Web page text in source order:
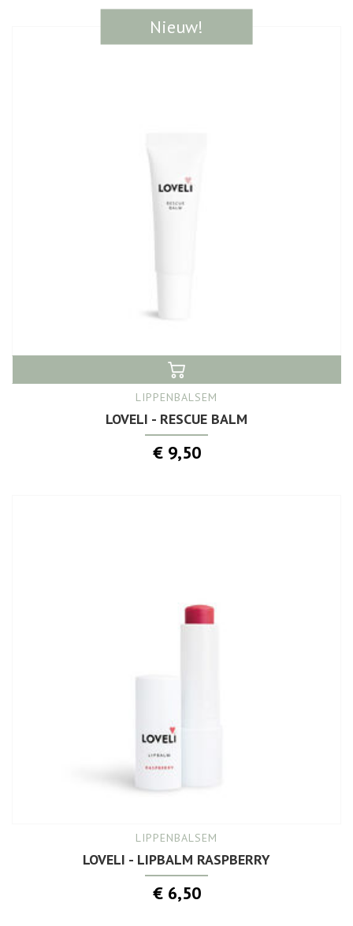
Nieuw!
LIPPENBALSEM
LOVELI - RESCUE BALM
€ 9,50
LIPPENBALSEM
LOVELI - LIPBALM RASPBERRY
€ 6,50